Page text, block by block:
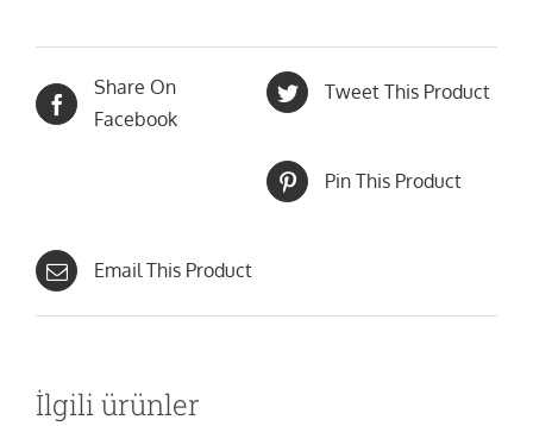
Share On
Facebook
Tweet This Product
Pin This Product
Email This Product
İlgili ürünler